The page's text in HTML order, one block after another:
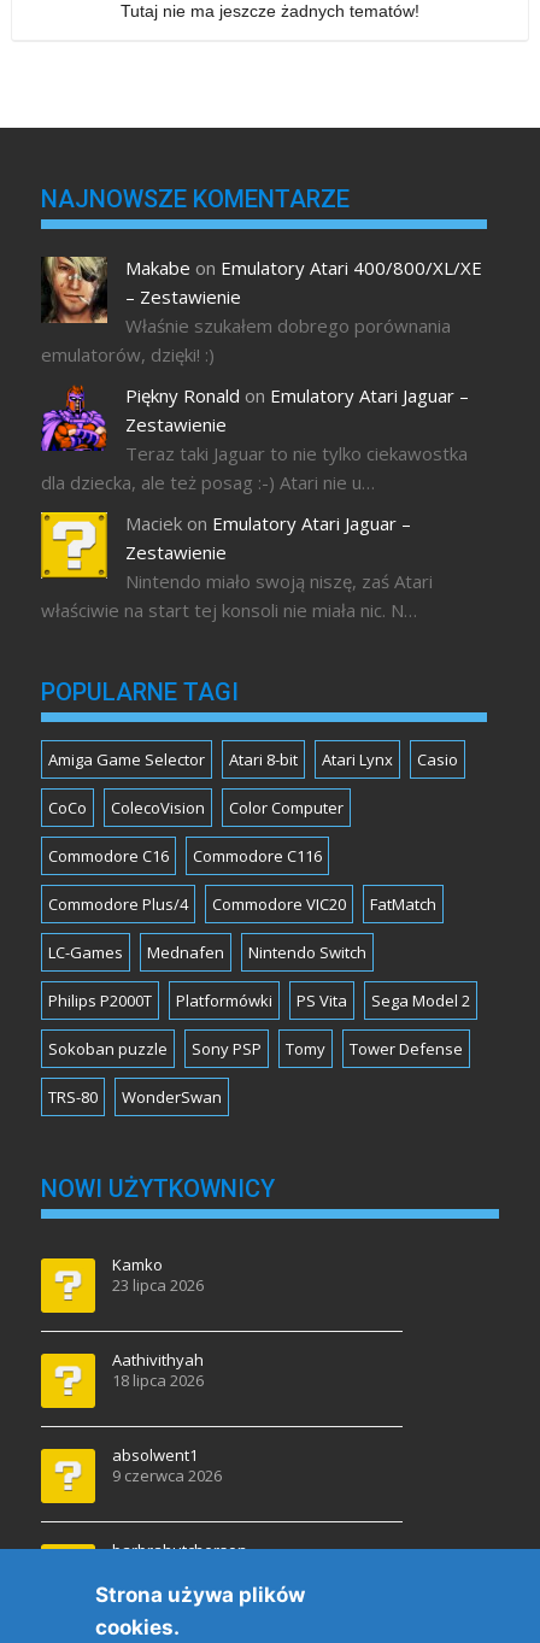
Tutaj nie ma jeszcze żadnych tematów!
NAJNOWSZE KOMENTARZE
Makabe on Emulatory Atari 400/800/XL/XE
– Zestawienie
Właśnie szukałem dobrego porównania
emulatorów, dzięki! :)
Piękny Ronald on Emulatory Atari Jaguar –
Zestawienie
Teraz taki Jaguar to nie tylko ciekawostka
dla dziecka, ale też posag :-) Atari nie u…
Maciek on Emulatory Atari Jaguar –
Zestawienie
Nintendo miało swoją niszę, zaś Atari
właściwie na start tej konsoli nie miała nic. N…
POPULARNE TAGI
Amiga Game Selector Atari 8-bit Atari Lynx Casio
CoCo ColecoVision Color Computer
Commodore C16 Commodore C116
Commodore Plus/4 Commodore VIC20 FatMatch
LC-Games Mednafen Nintendo Switch
Philips P2000T Platformówki PS Vita Sega Model 2
Sokoban puzzle Sony PSP Tomy Tower Defense
TRS-80 WonderSwan
NOWI UŻYTKOWNICY
Kamko
23 lipca 2026
Aathivithyah
18 lipca 2026
absolwent1
9 czerwca 2026
barbrahutcherson
Strona używa plików
cookies.